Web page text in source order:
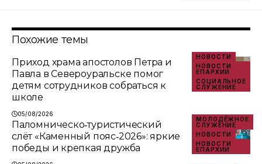
Похожие темы
НОВОСТИ
НОВОСТИ
ЕПАРХИИ
СОЦИАЛЬНОЕ
СЛУЖЕНИЕ
Приход храма апостолов Петра и
Павла в Североуральске помог
детям сотрудников собраться к
школе
05/08/2026
МОЛОДЁЖНОЕ
СЛУЖЕНИЕ
НОВОСТИ
НОВОСТИ
ЕПАРХИИ
Паломническо‑туристический
слёт «Каменный пояс‑2026»: яркие
победы и крепкая дружба